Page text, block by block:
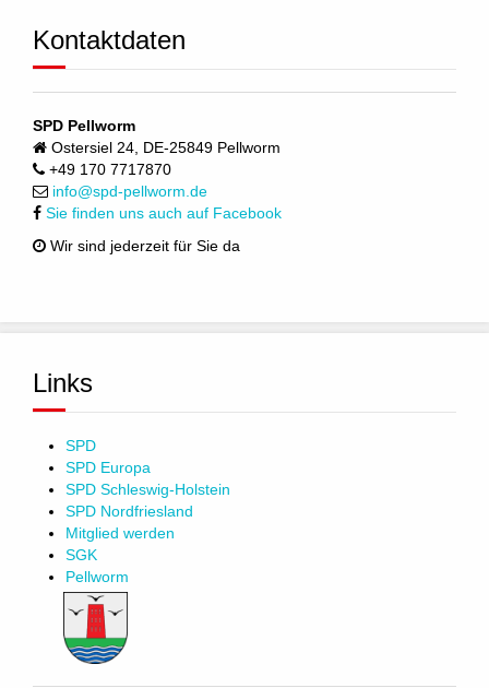
Kontaktdaten
SPD Pellworm
Ostersiel 24, DE-25849 Pellworm
+49 170 7717870
info@spd-pellworm.de
Sie finden uns auch auf Facebook
Wir sind jederzeit für Sie da
Links
SPD
SPD Europa
SPD Schleswig-Holstein
SPD Nordfriesland
Mitglied werden
SGK
Pellworm